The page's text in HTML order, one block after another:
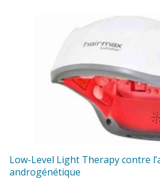
Low-Level Light Therapy contre
androgénétique